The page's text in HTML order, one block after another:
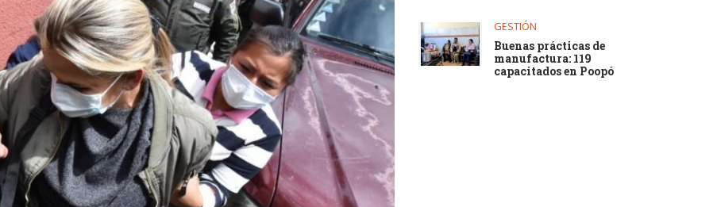
GESTIÓN
Buenas prácticas de
manufactura: 119
capacitados en Poopó